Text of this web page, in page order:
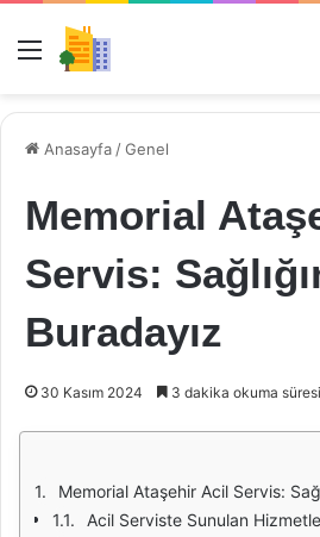
Menü
Anasayfa /Genel
Memorial
Servis:
Buradayız
30 Kasım 2024 3 dakika okuma süresi
Memorial Ataşehir Acil Servis:
Acil Serviste Sunulan